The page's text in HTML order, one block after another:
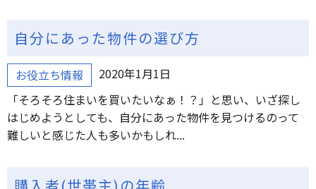
自分にあった物件の選び方
お役立ち情報
2020年1月1日
「そろそろ住まいを買いたいなぁ！？」と思い、いざ探し
はじめようとしても、自分にあった物件を見つけるのって
難しいと感じた人も多いかもしれ...